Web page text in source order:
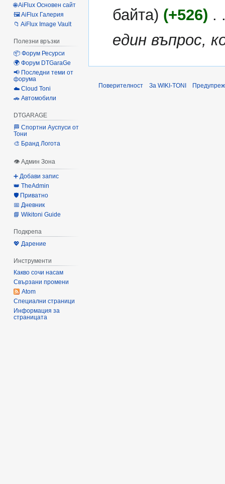
байта
+526
един въпрос,
🌐 AiFlux Основен сайт
🖼️ AiFlux Галерия
📁 AiFlux Image Vault
Полезни връзки
📦 Форум Ресурси
🌍 Форум DTGaraGe
📢 Последни теми от
форума
☁️ Cloud Toni
🚗 Автомобили
DTGARAGE
🏁 Спортни Ауспуси от
Тони
🎨 Бранд Логота
👁 Админ Зона
➕ Добави запис
👑 TheAdmin
🛡️ Приватно
📅 Дневник
📘 Wikitoni Guide
Подкрепа
💖 Дарение
Инструменти
Какво сочи насам
Свързани промени
Atom
Специални страници
Информация за
страницата
Поверителност За WIKI-TONI